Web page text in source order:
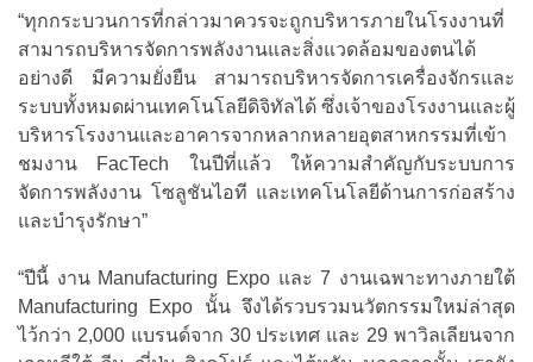
“ทุกกระบวนการที่กล่าวมาควรจะถูกบริหารภายในโรงงานที่
สามารถบริหารจัดการพลังงานและสิ่งแวดล้อมของตนได้
อย่างดี มีความยั่งยืน สามารถบริหารจัดการเครื่องจักรและ
ระบบทั้งหมดผ่านเทคโนโลยีดิจิทัลได้ ซึ่งเจ้าของโรงงานและผู้
บริหารโรงงานและอาคารจากหลากหลายอุตสาหกรรมที่เข้า
ชมงาน FacTech ในปีที่แล้ว ให้ความสำคัญกับระบบการ
จัดการพลังงาน โซลูชันไอที และเทคโนโลยีด้านการก่อสร้าง
และบำรุงรักษา”
“ปีนี้ งาน Manufacturing Expo และ 7 งานเฉพาะทางภายใต้
Manufacturing Expo นั้น จึงได้รวบรวมนวัตกรรมใหม่ล่าสุด
ไว้กว่า 2,000 แบรนด์จาก 30 ประเทศ และ 29 พาวิลเลียนจาก